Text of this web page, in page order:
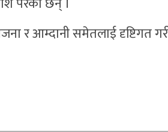
र आम्दानी समेतलाई दृष्टिगत